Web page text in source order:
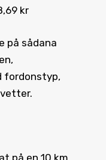
kr
på sådana
fordonstyp,
på en 10 km